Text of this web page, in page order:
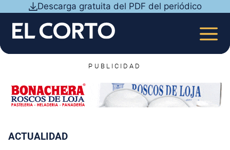
contenido
Descarga gratuita del PDF del periódico
PUBLICIDAD
ACTUALIDAD